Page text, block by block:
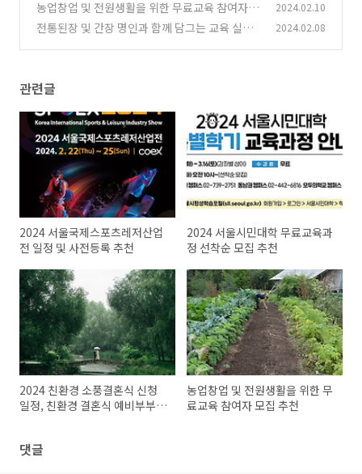
식 예비부부 모집
(2)
농업창업 및 전원생활을 위한 무료교육 참여자 모
집 추천 (16)
2024.02.10
전통된장 및 간장 명인과 함께 담그는 교육 실시,
2024.02.08
관련글
2024 서울국제스포츠레저산업
전 일정 및 사전등록 추천
2024 서울시민대학 무료교육과
정 선착순 모집 추천
2024 친환경 소풍결혼식 신청
일정, 친환경 결혼식 예비부부
농업창업 및 전원생활을 위한 무
료교육 참여자 모집 추천
댓글